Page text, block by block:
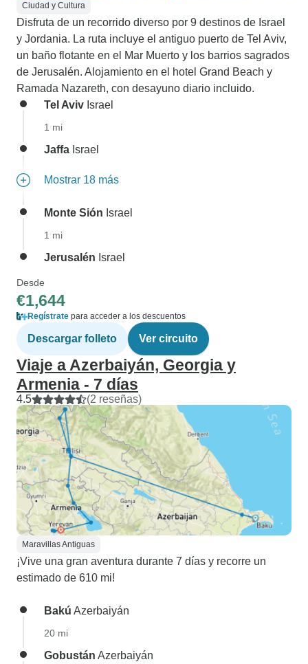
Ciudad y Cultura
Disfruta de un recorrido diverso por 9 destinos de Israel
y Jordania. La ruta incluye el antiguo puerto de Tel Aviv,
un baño flotante en el Mar Muerto y los barrios sagrados
de Jerusalén. Alojamiento en el hotel Grand Beach y
Ramada Nazareth, con desayuno diario incluido.
Tel Aviv Israel
1 mi
Jaffa Israel
Mostrar 18 más
Monte Sión Israel
1 mi
Jerusalén Israel
Desde
€1,644
Regístrate para acceder a los descuentos
Descargar folleto Ver circuito
Viaje a Azerbaiyán, Georgia y
Armenia - 7 días
4.5 (2 reseñas)
Maravillas Antiguas
¡Vive una gran aventura durante 7 días y recorre un
estimado de 610 mi!
Bakú Azerbaiyán
20 mi
Gobustán Azerbaiyán